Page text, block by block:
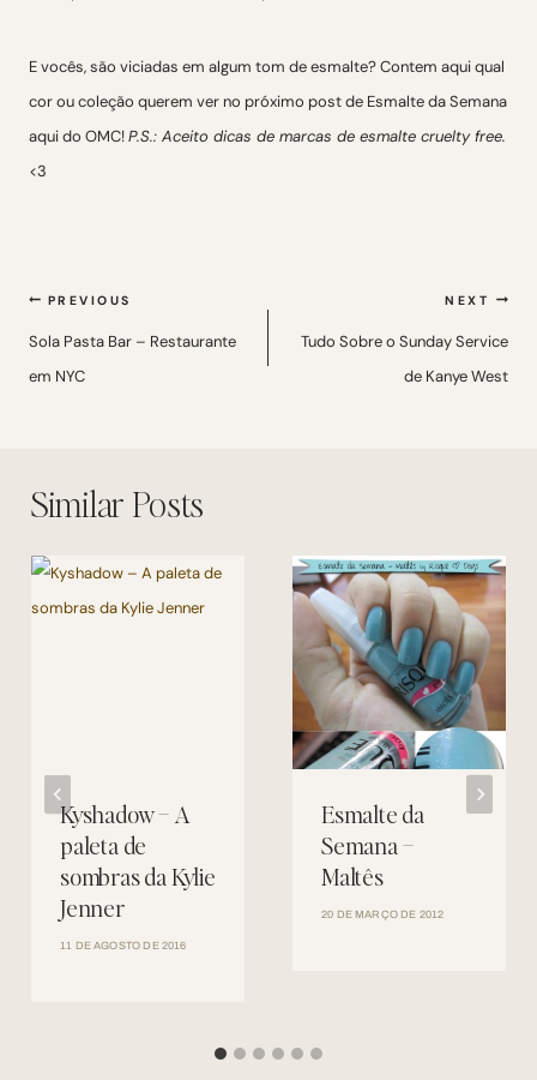
E vocês, são viciadas em algum tom de esmalte? Contem aqui qual
cor ou coleção querem ver no próximo post de Esmalte da Semana
aqui do OMC!P.S.: Aceito dicas de marcas de esmalte cruelty free.
<3
Navegação
de
Post
PREVIOUS
Sola Pasta Bar – Restaurante
em NYC
NEXT
Tudo Sobre o Sunday Service
de Kanye West
Similar Posts
Kyshadow – A
paleta de
sombras da Kylie
Jenner
11 DE AGOSTO DE 2016
Esmalte da
Semana –
Maltês
20 DE MARÇO DE 2012